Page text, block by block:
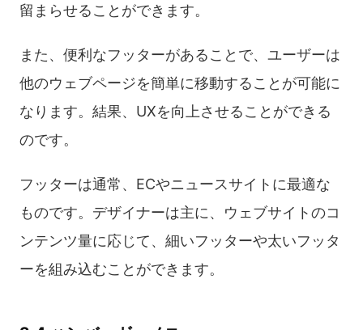
留まらせることができます。
また、便利なフッターがあることで、ユーザーは
他のウェブページを簡単に移動することが可能に
なります。結果、UXを向上させることができる
のです。
フッターは通常、ECやニュースサイトに最適な
ものです。デザイナーは主に、ウェブサイトのコ
ンテンツ量に応じて、細いフッターや太いフッタ
ーを組み込むことができます。